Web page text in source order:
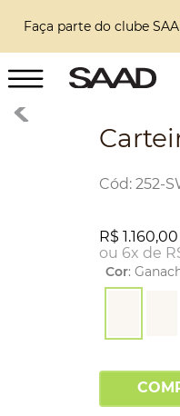
Faça parte do clube
: 252-
R$ 1.160,00
ou 6x de
Cor: